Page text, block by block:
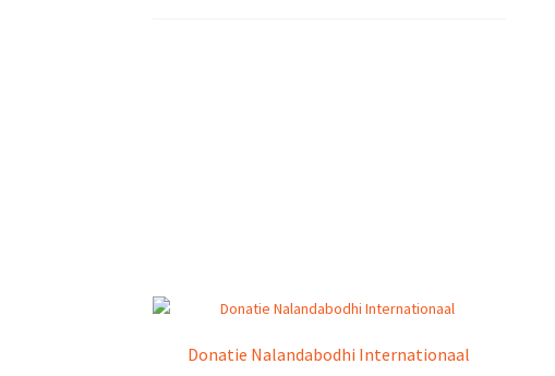
Donatie Nalandabodhi Internationaal